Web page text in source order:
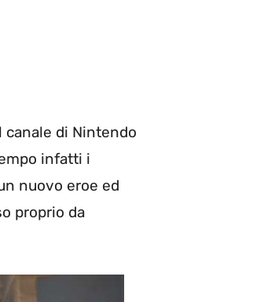
di Nintendo
infatti i
nuovo eroe ed
proprio da